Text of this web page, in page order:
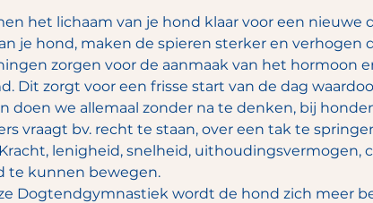
het lichaam van je hond klaar voor een nieuwe
je hond, maken de spieren sterker en verhogen
zorgen voor de aanmaak van het hormoon
Dit zorgt voor een frisse start van de dag
doen we allemaal zonder na te denken, bij
vraagt bv. recht te staan, over een tak te
lenigheid, snelheid, uithoudingsvermogen,
te kunnen bewegen.
Dogtendgymnastiek wordt de hond zich meer